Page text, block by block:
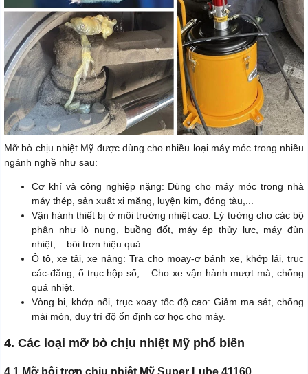
Mỡ bò chịu nhiệt Mỹ được dùng cho nhiều loại máy móc trong nhiều
ngành nghề như sau:
Cơ khí và công nghiệp nặng: Dùng cho máy móc trong nhà
máy thép, sản xuất xi măng, luyện kim, đóng tàu,...
Vận hành thiết bị ở môi trường nhiệt cao: Lý tưởng cho các bộ
phận như lò nung, buồng đốt, máy ép thủy lực, máy đùn
nhiệt,... bôi trơn hiệu quả.
Ô tô, xe tải, xe nâng: Tra cho moay-ơ bánh xe, khớp lái, trục
các-đăng, ổ trục hộp số,... Cho xe vận hành mượt mà, chống
quá nhiệt.
Vòng bi, khớp nối, trục xoay tốc độ cao: Giảm ma sát, chống
mài mòn, duy trì độ ổn định cơ học cho máy.
4. Các loại mỡ bò chịu nhiệt Mỹ phổ biến